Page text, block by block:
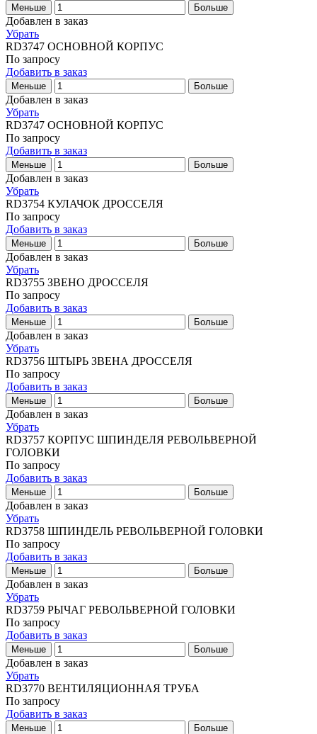
Меньше Больше
Добавлен в заказ
Убрать
RD3747 ОСНОВНОЙ КОРПУС
По запросу
Добавить в заказ
Меньше Больше
Добавлен в заказ
Убрать
RD3747 ОСНОВНОЙ КОРПУС
По запросу
Добавить в заказ
Меньше Больше
Добавлен в заказ
Убрать
RD3754 КУЛАЧОК ДРОССЕЛЯ
По запросу
Добавить в заказ
Меньше Больше
Добавлен в заказ
Убрать
RD3755 ЗВЕНО ДРОССЕЛЯ
По запросу
Добавить в заказ
Меньше Больше
Добавлен в заказ
Убрать
RD3756 ШТЫРЬ ЗВЕНА ДРОССЕЛЯ
По запросу
Добавить в заказ
Меньше Больше
Добавлен в заказ
Убрать
RD3757 КОРПУС ШПИНДЕЛЯ РЕВОЛЬВЕРНОЙ
ГОЛОВКИ
По запросу
Добавить в заказ
Меньше Больше
Добавлен в заказ
Убрать
RD3758 ШПИНДЕЛЬ РЕВОЛЬВЕРНОЙ ГОЛОВКИ
По запросу
Добавить в заказ
Меньше Больше
Добавлен в заказ
Убрать
RD3759 РЫЧАГ РЕВОЛЬВЕРНОЙ ГОЛОВКИ
По запросу
Добавить в заказ
Меньше Больше
Добавлен в заказ
Убрать
RD3770 ВЕНТИЛЯЦИОННАЯ ТРУБА
По запросу
Добавить в заказ
Меньше Больше